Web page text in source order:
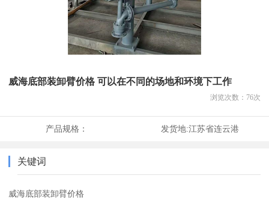
威海底部装卸臂价格 可以在不同的场地和环境下工作
浏览次数： 76次
产品规格： 发货地:江苏省连云港
关键词
威海底部装卸臂价格